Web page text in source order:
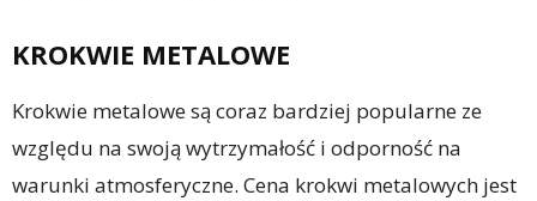
KROKWIE METALOWE
Krokwie metalowe są coraz bardziej popularne ze
względu na swoją wytrzymałość i odporność na
warunki atmosferyczne. Cena krokwi metalowych jest